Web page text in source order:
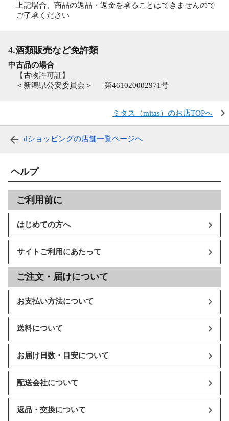
上記場合、商品の返品・返金を承ることはできませんので
ご了承ください
4.酒類販売など免許類
中古品の場合
【古物許可証】
＜新潟県公安委員会＞ 第461020002971号
ミタス（mitas）のお店TOPへ
dショッピングの店舗一覧ページへ
ヘルプ
ご利用前に
はじめての方へ
サイトご利用にあたって
ご注文・届けについて
お支払い方法について
送料について
お届け日数・目安について
配送会社について
返品・交換について